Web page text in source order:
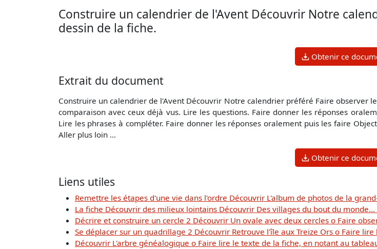
Construire un calendrier de l'Avent Découvrir Notre
dessin de la fiche.
Obtenir ce
Extrait du document
Construire un calendrier de l'Avent Découvrir Notre calendrier préféré Faire observer
comparaison avec ceux déjà vus. Lire les questions. Faire donner les réponses
Lire les phrases à compléter. Faire donner les réponses oralement puis les faire
Aller plus loin ...
Obtenir ce
Liens utiles
Remettre les étapes d'une vie dans l'ordre Découvrir L'album de photos de la
La fiche Découvrir des milieux lointains Découvrir Des villages du bout du
Décrire et construire un cercle 2 Découvrir Un ovale avec deux cercles o Faire
Se déplacer sur un quadrillage 2 Découvrir Retrouve l'île aux Treize Ors o Faire
Découvrir L'arbre généalogique o Faire lire le texte de la fiche, en notant au